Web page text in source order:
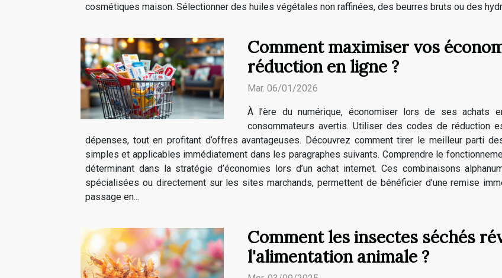
cosmétiques maison. Sélectionner des huiles végétales non raffinées, des beurres bruts ou des
Comment maximiser vos
réduction en ligne ?
Mar. 06/01/2026
À l’ère du numérique, économiser lors de ses achats
consommateurs avertis. Utiliser des codes de réduction
dépenses, tout en profitant d’offres avantageuses. Découvrez comment tirer le meilleur parti
simples et applicables immédiatement dans les paragraphes suivants. Comprendre le
déterminant dans la stratégie d’économies lors d’un achat internet. Ces combinaisons
spécialisées ou directement sur les sites marchands, permettent de bénéficier d’une remise
passage en...
Comment les insectes séchés
l'alimentation animale ?